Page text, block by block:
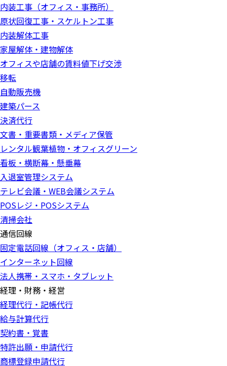
内装工事（オフィス・事務所）
原状回復工事・スケルトン工事
内装解体工事
家屋解体・建物解体
オフィスや店舗の賃料値下げ交渉
移転
自動販売機
建築パース
決済代行
文書・重要書類・メディア保管
レンタル観葉植物・オフィスグリーン
看板・横断幕・懸垂幕
入退室管理システム
テレビ会議・WEB会議システム
POSレジ・POSシステム
清掃会社
通信回線
固定電話回線（オフィス・店舗）
インターネット回線
法人携帯・スマホ・タブレット
経理・財務・経営
経理代行・記帳代行
給与計算代行
契約書・覚書
特許出願・申請代行
商標登録申請代行